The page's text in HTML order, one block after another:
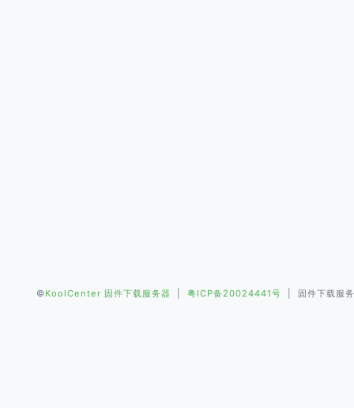
©KoolCenter 固件下载服务器 粤ICP备20024441号 | 固件下载服